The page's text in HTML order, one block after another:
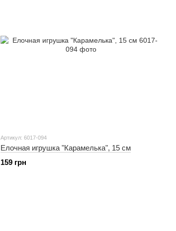
Артикул: 6017-094
Елочная игрушка "Карамелька", 15 см
159 грн